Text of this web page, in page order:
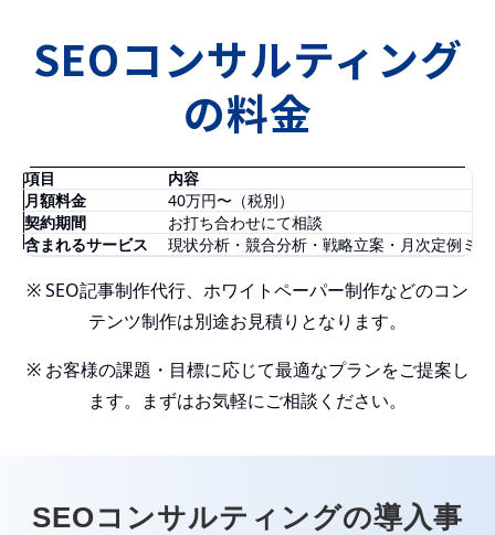
SEOコンサルティング
の料金
項目
内容
月額料金
40万円〜（税別）
契約期間
お打ち合わせにて相談
含まれるサービス
現状分析・競合分析・戦略立案・月次定例ミ
※ SEO記事制作代行、ホワイトペーパー制作などのコン
テンツ制作は別途お見積りとなります。
※ お客様の課題・目標に応じて最適なプランをご提案し
ます。まずはお気軽にご相談ください。
SEOコンサルティングの導入事